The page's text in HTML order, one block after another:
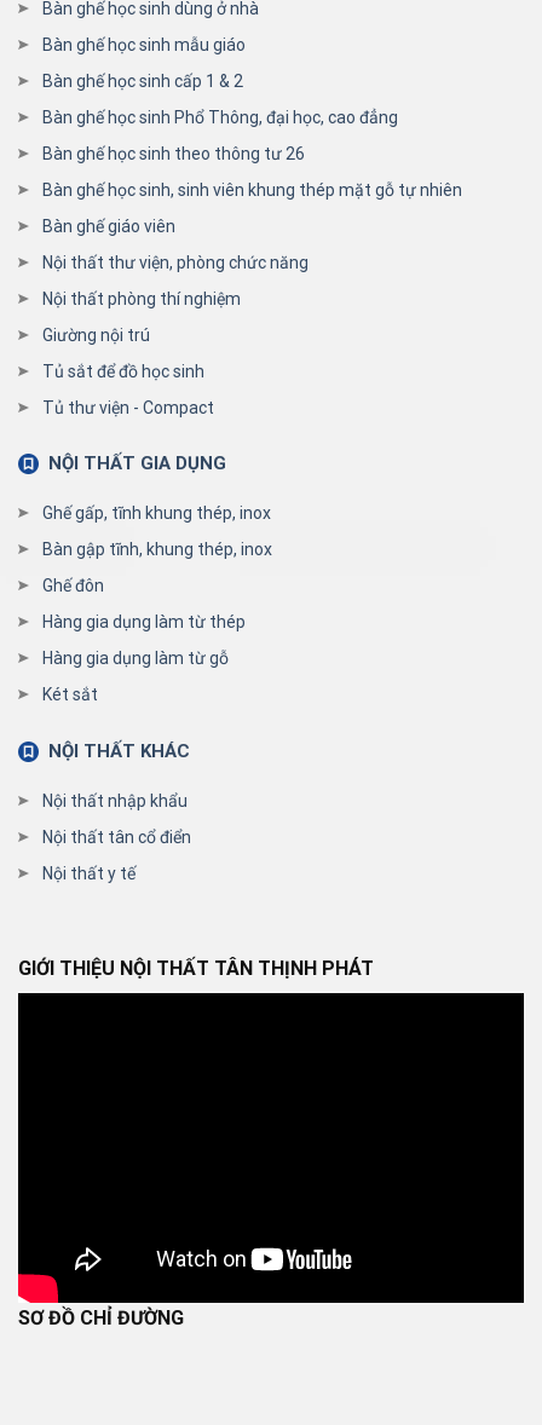
Bàn ghế học sinh dùng ở nhà
Bàn ghế học sinh mẫu giáo
Bàn ghế học sinh cấp 1 & 2
Bàn ghế học sinh Phổ Thông, đại học, cao đẳng
Bàn ghế học sinh theo thông tư 26
Bàn ghế học sinh, sinh viên khung thép mặt gỗ tự nhiên
Bàn ghế giáo viên
Nội thất thư viện, phòng chức năng
Nội thất phòng thí nghiệm
Giường nội trú
Tủ sắt để đồ học sinh
Tủ thư viện - Compact
NỘI THẤT GIA DỤNG
Ghế gấp, tĩnh khung thép, inox
Bàn gập tĩnh, khung thép, inox
Ghế đôn
Hàng gia dụng làm từ thép
Hàng gia dụng làm từ gỗ
Két sắt
NỘI THẤT KHÁC
Nội thất nhập khẩu
Nội thất tân cổ điển
Nội thất y tế
GIỚI THIỆU NỘI THẤT TÂN THỊNH PHÁT
SƠ ĐỒ CHỈ ĐƯỜNG